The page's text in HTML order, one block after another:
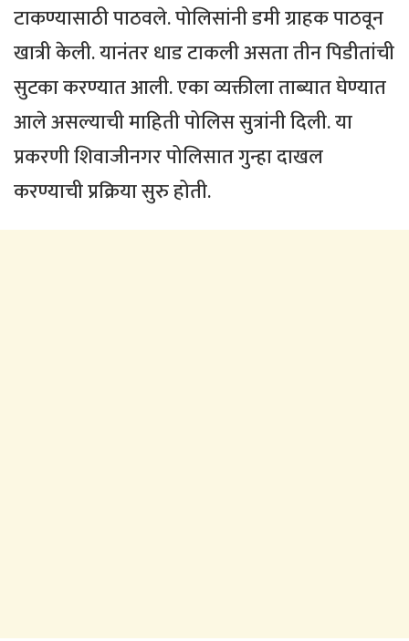
टाकण्यासाठी पाठवले. पोलिसांनी डमी ग्राहक पाठवून
खात्री केली. यानंतर धाड टाकली असता तीन पिडीतांची
सुटका करण्यात आली. एका व्यक्तीला ताब्यात घेण्यात
आले असल्याची माहिती पोलिस सुत्रांनी दिली. या
प्रकरणी शिवाजीनगर पोलिसात गुन्हा दाखल
करण्याची प्रक्रिया सुरु होती.